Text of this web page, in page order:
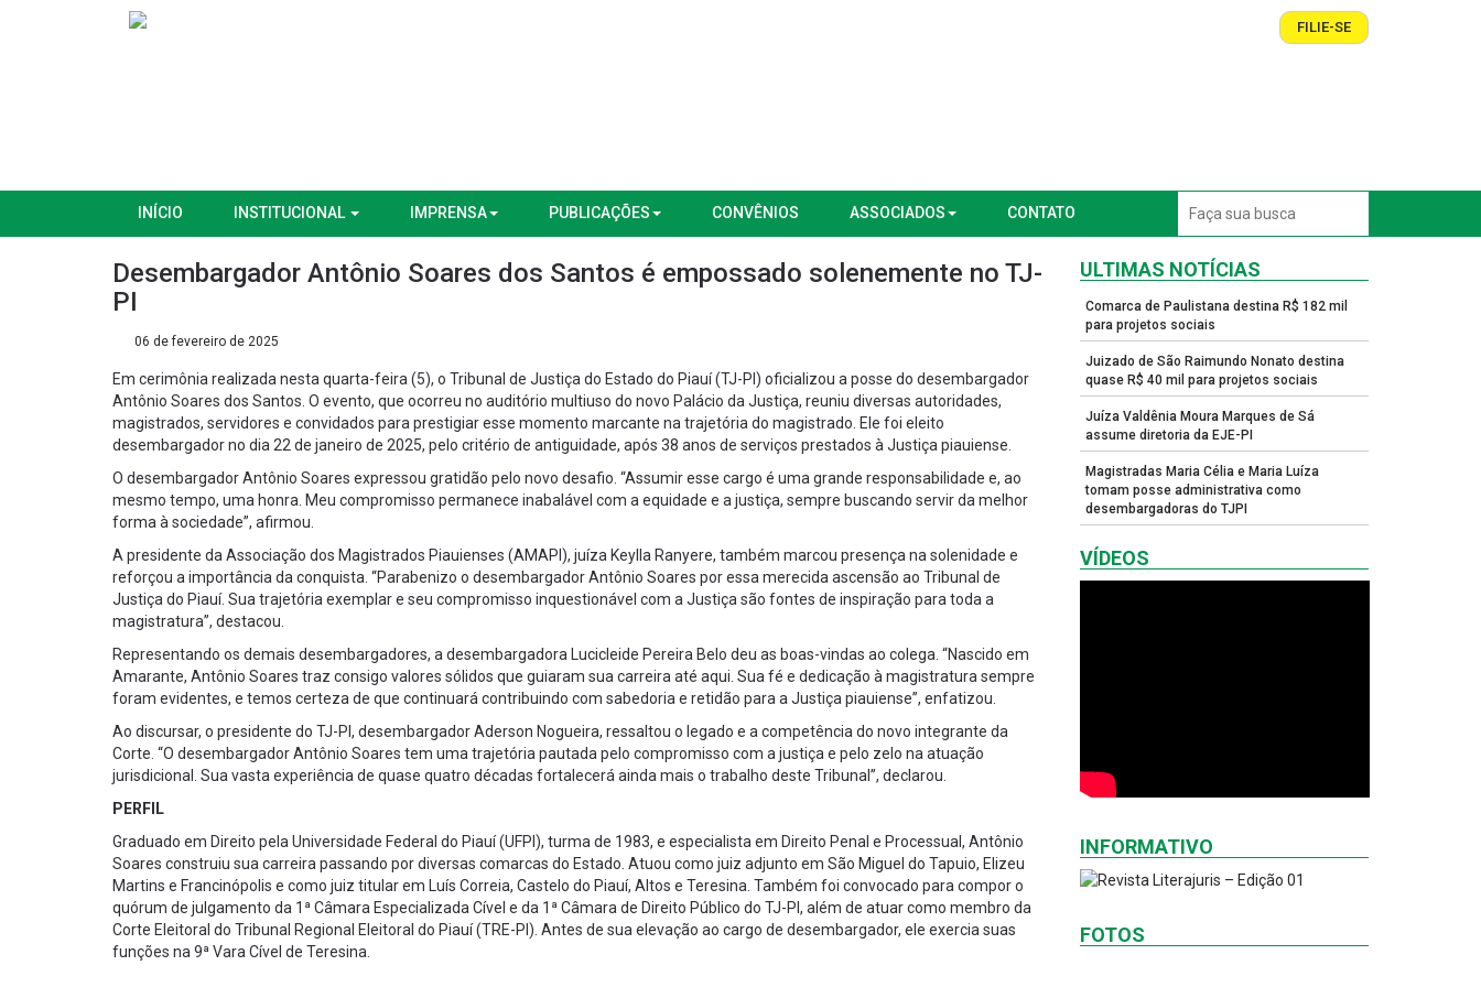
FILIE-SE
INÍCIO INSTITUCIONAL IMPRENSA PUBLICAÇÕES CONVÊNIOS ASSOCIADOS CONTATO
Desembargador Antônio Soares dos Santos é empossado solenemente no TJ-
PI
06 de fevereiro de 2025
Em cerimônia realizada nesta quarta-feira (5), o Tribunal de Justiça do Estado do Piauí (TJ-PI) oficializou a posse do desembargador
Antônio Soares dos Santos. O evento, que ocorreu no auditório multiuso do novo Palácio da Justiça, reuniu diversas autoridades,
magistrados, servidores e convidados para prestigiar esse momento marcante na trajetória do magistrado. Ele foi eleito
desembargador no dia 22 de janeiro de 2025, pelo critério de antiguidade, após 38 anos de serviços prestados à Justiça piauiense.
O desembargador Antônio Soares expressou gratidão pelo novo desafio. “Assumir esse cargo é uma grande responsabilidade e, ao
mesmo tempo, uma honra. Meu compromisso permanece inabalável com a equidade e a justiça, sempre buscando servir da melhor
forma à sociedade”, afirmou.
A presidente da Associação dos Magistrados Piauienses (AMAPI), juíza Keylla Ranyere, também marcou presença na solenidade e
reforçou a importância da conquista. “Parabenizo o desembargador Antônio Soares por essa merecida ascensão ao Tribunal de
Justiça do Piauí. Sua trajetória exemplar e seu compromisso inquestionável com a Justiça são fontes de inspiração para toda a
magistratura”, destacou.
Representando os demais desembargadores, a desembargadora Lucicleide Pereira Belo deu as boas-vindas ao colega. “Nascido em
Amarante, Antônio Soares traz consigo valores sólidos que guiaram sua carreira até aqui. Sua fé e dedicação à magistratura sempre
foram evidentes, e temos certeza de que continuará contribuindo com sabedoria e retidão para a Justiça piauiense”, enfatizou.
Ao discursar, o presidente do TJ-PI, desembargador Aderson Nogueira, ressaltou o legado e a competência do novo integrante da
Corte. “O desembargador Antônio Soares tem uma trajetória pautada pelo compromisso com a justiça e pelo zelo na atuação
jurisdicional. Sua vasta experiência de quase quatro décadas fortalecerá ainda mais o trabalho deste Tribunal”, declarou.
PERFIL
Graduado em Direito pela Universidade Federal do Piauí (UFPI), turma de 1983, e especialista em Direito Penal e Processual, Antônio
Soares construiu sua carreira passando por diversas comarcas do Estado. Atuou como juiz adjunto em São Miguel do Tapuio, Elizeu
Martins e Francinópolis e como juiz titular em Luís Correia, Castelo do Piauí, Altos e Teresina. Também foi convocado para compor o
quórum de julgamento da 1ª Câmara Especializada Cível e da 1ª Câmara de Direito Público do TJ-PI, além de atuar como membro da
Corte Eleitoral do Tribunal Regional Eleitoral do Piauí (TRE-PI). Antes de sua elevação ao cargo de desembargador, ele exercia suas
funções na 9ª Vara Cível de Teresina.
ULTIMAS NOTÍCIAS
Comarca de Paulistana destina R$ 182 mil
para projetos sociais
Juizado de São Raimundo Nonato destina
quase R$ 40 mil para projetos sociais
Juíza Valdênia Moura Marques de Sá
assume diretoria da EJE-PI
Magistradas Maria Célia e Maria Luíza
tomam posse administrativa como
desembargadoras do TJPI
VÍDEOS
INFORMATIVO
FOTOS